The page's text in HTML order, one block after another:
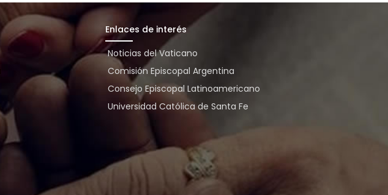
Enlaces de interés
Noticias del Vaticano
Comisión Episcopal Argentina
Consejo Episcopal Latinoamericano
Universidad Católica de Santa Fe